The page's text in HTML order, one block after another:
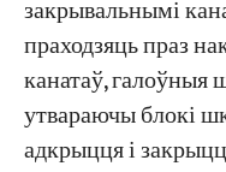
закрывальнымі
праходзяць праз
канатаў, галоўныя
утвараючы блокі
адкрыцця і